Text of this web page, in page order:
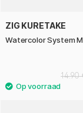
ZIG KURETAKE
Watercolor System
14.90